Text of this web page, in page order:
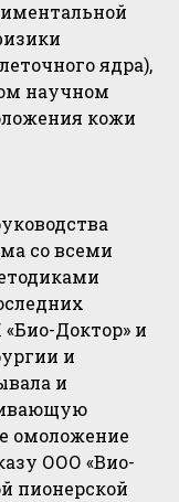
ядра),
научном
кожи
со всеми
Доктор» и
и
и
омоложение
ООО «Вио-
пионерской